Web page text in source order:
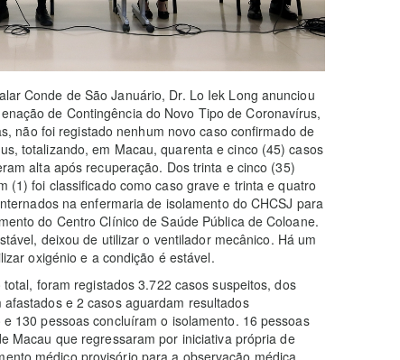
Conde de São Januário, Dr. Lo Iek Long anunciou
de Contingência do Novo Tipo de Coronavírus,
não foi registado nenhum novo caso confirmado de
totalizando, em Macau, quarenta e cinco (45) casos
alta após recuperação. Dos trinta e cinco (35)
(1) foi classificado como caso grave e trinta e quatro
na enfermaria de isolamento do CHCSJ para
do Centro Clínico de Saúde Pública de Coloane.
deixou de utilizar o ventilador mecânico. Há um
oxigénio e a condição é estável.
foram registados 3.722 casos suspeitos, dos
e 2 casos aguardam resultados
130 pessoas concluíram o isolamento. 16 pessoas
Macau que regressaram por iniciativa própria de
médico provisório para a observação médica.